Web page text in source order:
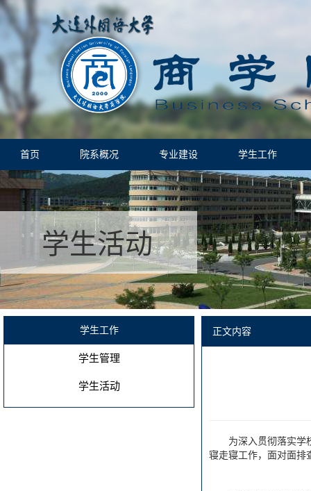
首页 院系概况 专业建设 学生工作
学生活动
学生工作
学生管理
学生活动
正文内容
为深入贯彻落实学
寝走寝工作，面对面排